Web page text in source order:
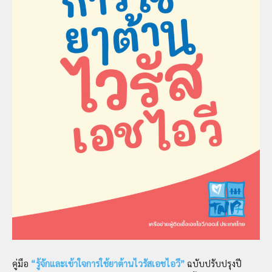
คู่มือ “รู้จักและเข้าใจการใช้ยาต้านไวรัสเอชไอวี” ฉบับปรับปรุงปี